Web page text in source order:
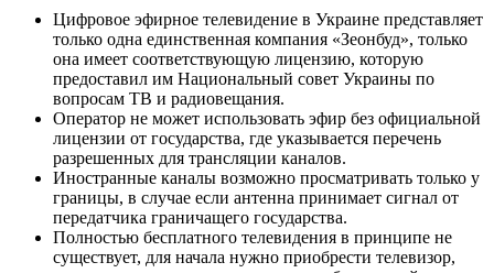
Цифровое эфирное телевидение в Украине представляет
только одна единственная компания «Зеонбуд», только
она имеет соответствующую лицензию, которую
предоставил им Национальный совет Украины по
вопросам ТВ и радиовещания.
Оператор не может использовать эфир без официальной
лицензии от государства, где указывается перечень
разрешенных для трансляции каналов.
Иностранные каналы возможно просматривать только у
границы, в случае если антенна принимает сигнал от
передатчика граничащего государства.
Полностью бесплатного телевидения в принципе не
существует, для начала нужно приобрести телевизор,